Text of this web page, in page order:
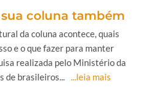
coluna também
da coluna acontece, quais
e o que fazer para manter
realizada pelo Ministério da
de brasileiros... ...leia mais